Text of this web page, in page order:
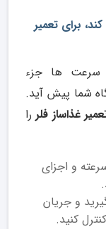
برای تعمیر
سرعت ها جزء
شما پیش آید.
غذاساز فلررا
و اجزای
و جریان
کنید.